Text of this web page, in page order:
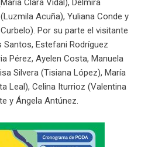
Clara Vidal), Delmira
Acuña), Yuliana Conde y
Por su parte el visitante
Estefani Rodríguez
Pérez, Ayelen Costa, Manuela
Silvera (Tisiana López), María
Leal), Celina Iturrioz (Valentina
y Ángela Antúnez.